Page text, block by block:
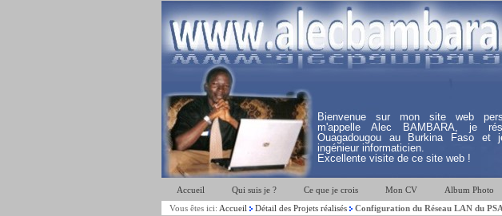
Bienvenue sur mon site web
m'appelle Alec BAMBARA, je
Ouagadougou au Burkina Faso et
ingénieur informaticien.
Excellente visite de ce site web !
Accueil Qui suis je ? Ce que je crois Mon CV Album Photo
Vous êtes ici: Accueil Détail des Projets réalisés Configuration du Réseau LAN du